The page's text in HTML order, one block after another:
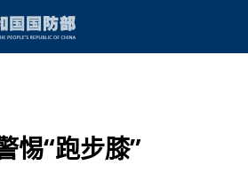
惕“跑步膝”